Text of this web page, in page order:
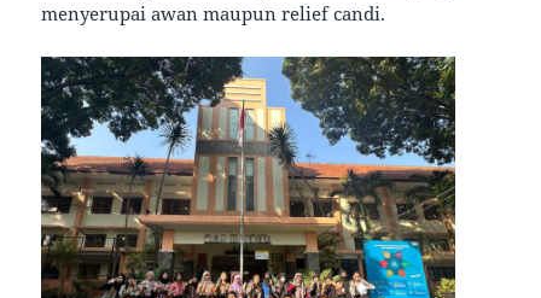
menyerupai awan maupun relief candi.